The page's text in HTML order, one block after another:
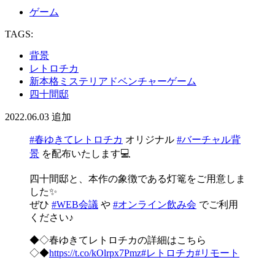
ゲーム
TAGS:
背景
レトロチカ
新本格ミステリアドベンチャーゲーム
四十間邸
2022.06.03 追加
#春ゆきてレトロチカ オリジナル #バーチャル背
景 を配布いたします💻
四十間邸と、本作の象徴である灯篭をご用意しま
した✨
ぜひ #WEB会議 や #オンライン飲み会 でご利用
ください♪
◆◇春ゆきてレトロチカの詳細はこちら
◇◆https://t.co/kOlrpx7Pmz#レトロチカ#リモート